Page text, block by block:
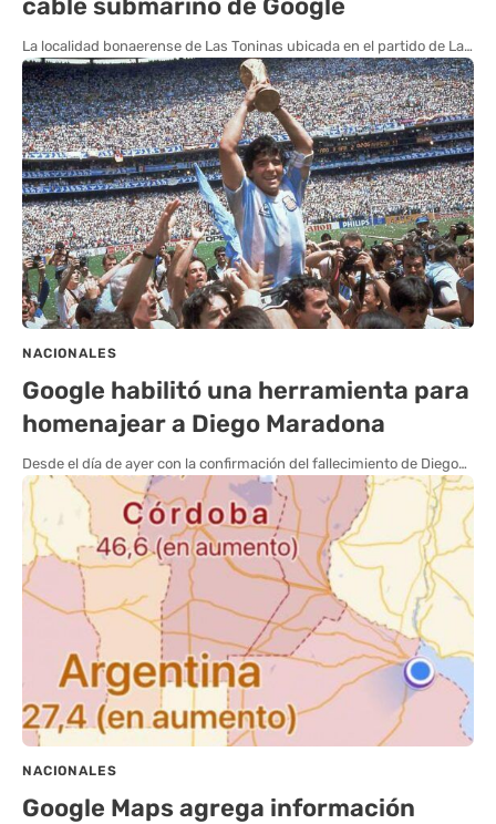
cable submarino de Google
La localidad bonaerense de Las Toninas ubicada en el partido de La…
NACIONALES
Google habilitó una herramienta para
homenajear a Diego Maradona
Desde el día de ayer con la confirmación del fallecimiento de Diego…
NACIONALES
Google Maps agrega información